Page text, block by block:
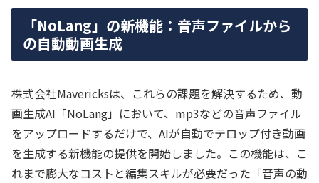
「NoLang」の新機能：音声ファイルから
の自動動画生成
株式会社Mavericksは、これらの課題を解決するため、動
画生成AI「NoLang」において、mp3などの音声ファイル
をアップロードするだけで、AIが自動でテロップ付き動画
を生成する新機能の提供を開始しました。この機能は、こ
れまで膨大なコストと編集スキルが必要だった「音声の動